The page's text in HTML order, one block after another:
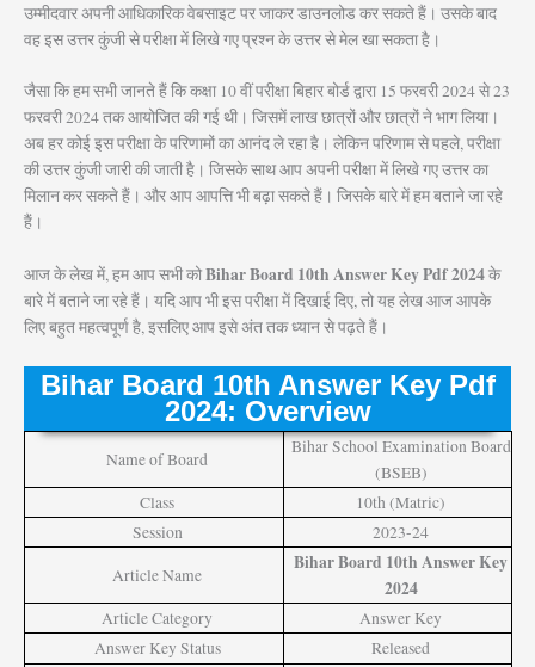
उम्मीदवार अपनी आधिकारिक वेबसाइट पर जाकर डाउनलोड कर सकते हैं। उसके बाद
वह इस उत्तर कुंजी से परीक्षा में लिखे गए प्रश्न के उत्तर से मेल खा सकता है।
जैसा कि हम सभी जानते हैं कि कक्षा 10 वीं परीक्षा बिहार बोर्ड द्वारा 15 फरवरी 2024 से 23
फरवरी 2024 तक आयोजित की गई थी। जिसमें लाख छात्रों और छात्रों ने भाग लिया।
अब हर कोई इस परीक्षा के परिणामों का आनंद ले रहा है। लेकिन परिणाम से पहले, परीक्षा
की उत्तर कुंजी जारी की जाती है। जिसके साथ आप अपनी परीक्षा में लिखे गए उत्तर का
मिलान कर सकते हैं। और आप आपत्ति भी बढ़ा सकते हैं। जिसके बारे में हम बताने जा रहे
हैं।
आज के लेख में, हम आप सभी कोBihar Board 10th Answer Key Pdf 2024के
बारे में बताने जा रहे हैं। यदि आप भी इस परीक्षा में दिखाई दिए, तो यह लेख आज आपके
लिए बहुत महत्वपूर्ण है, इसलिए आप इसे अंत तक ध्यान से पढ़ते हैं।
Bihar Board 10th Answer Key Pdf
2024: Overview
Name of Board
Bihar School Examination Board
(BSEB)
Class
10th (Matric)
Session
2023-24
Article Name
Bihar Board 10th Answer Key
2024
Article Category
Answer Key
Answer Key Status
Released